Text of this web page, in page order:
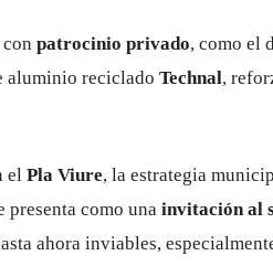
patrocinio privado, como el
aluminio reciclado Technal,
el Pla Viure, la estrategia
presenta como una invitación al
ahora inviables,